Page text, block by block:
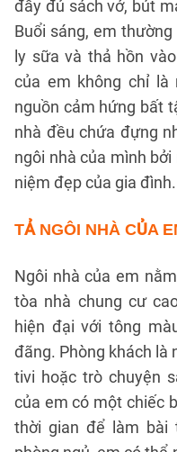
đầy đủ sách vở, bút
Buổi sáng, em
ly sữa và thả hồn
của em không chỉ là
nguồn cảm hứng bất
nhà đều chứa đựng
ngôi nhà của mình
niệm đẹp của gia đình.
TẢ NGÔI NHÀ CỦA
Ngôi nhà của em
tòa nhà chung cư
hiện đại với tông
đãng. Phòng khách là
tivi hoặc trò chuyện
của em có một chiếc
thời gian để làm bài